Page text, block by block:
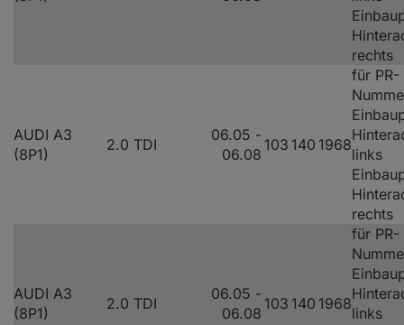
rechts
AUDI A3
(8P1)
2.0 TDI
06.05 -
06.08
103 140 1968
für PR-
links
rechts
AUDI A3
(8P1)
2.0 TDI
06.05 -
06.08
103 140 1968
für PR-
links